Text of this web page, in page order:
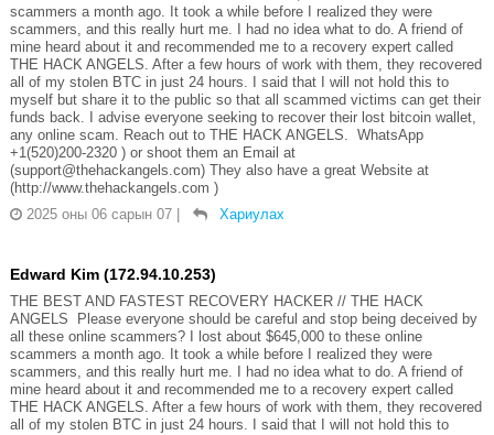
scammers a month ago. It took a while before I realized they were
scammers, and this really hurt me. I had no idea what to do. A friend of
mine heard about it and recommended me to a recovery expert called
THE HACK ANGELS. After a few hours of work with them, they recovered
all of my stolen BTC in just 24 hours. I said that I will not hold this to
myself but share it to the public so that all scammed victims can get their
funds back. I advise everyone seeking to recover their lost bitcoin wallet,
any online scam. Reach out to THE HACK ANGELS. WhatsApp
+1(520)200-2320 ) or shoot them an Email at
(support@thehackangels.com) They also have a great Website at
(http://www.thehackangels.com )
2025 оны 06 сарын 07
Хариулах
Edward Kim (172.94.10.253)
THE BEST AND FASTEST RECOVERY HACKER // THE HACK
ANGELS Please everyone should be careful and stop being deceived by
all these online scammers? I lost about $645,000 to these online
scammers a month ago. It took a while before I realized they were
scammers, and this really hurt me. I had no idea what to do. A friend of
mine heard about it and recommended me to a recovery expert called
THE HACK ANGELS. After a few hours of work with them, they recovered
all of my stolen BTC in just 24 hours. I said that I will not hold this to